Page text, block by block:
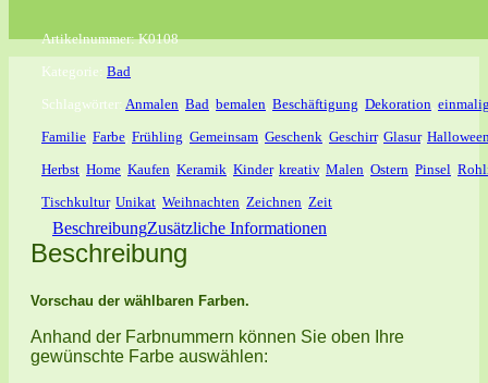
Artikelnummer:K0108
Kategorie: Bad
Schlagwörter: Anmalen, Bad, bemalen, Beschäftigung, Dekoration,
Familie, Farbe, Frühling, Gemeinsam, Geschenk, Geschirr, Glasur,
Herbst, Home, Kaufen, Keramik, Kinder, kreativ, Malen, Ostern, Pinsel,
Tischkultur, Unikat, Weihnachten, Zeichnen, Zeit
BeschreibungZusätzliche Informationen
Beschreibung
Vorschau der wählbaren Farben.
Anhand der Farbnummern können Sie oben Ihre
gewünschte Farbe auswählen: